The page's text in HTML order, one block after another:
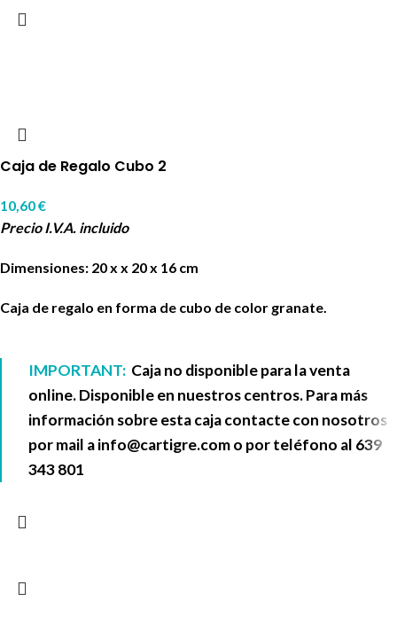
Caja de Regalo Cubo 2
10,60€
Precio I.V.A. incluido
Dimensiones: 20 x x 20 x 16 cm
Caja de regalo en forma de cubo de color granate.
IMPORTANT: Caja no disponible para la venta
online. Disponible en nuestros centros. Para más
información sobre esta caja contacte con nosotros
por mail ainfo@cartigre.como por teléfono al 639
343 801